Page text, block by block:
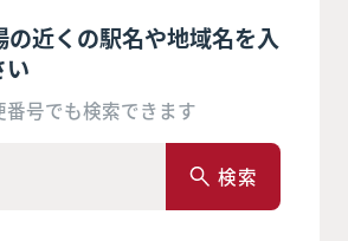
の近くの駅名や地域名を入
い
番号でも検索できます
検索